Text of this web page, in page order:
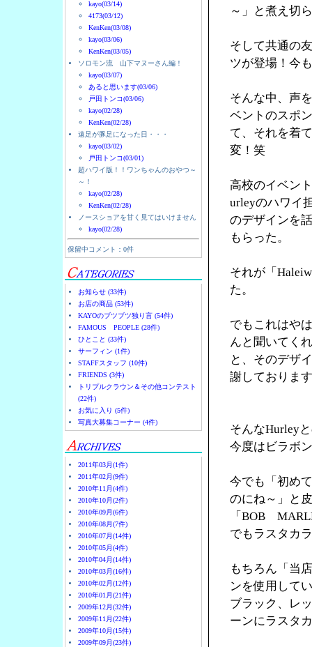
kayo(03/14)
4173(03/12)
KenKen(03/08)
kayo(03/06)
KenKen(03/05)
ソロモン流 山下マヌーさん編！
kayo(03/07)
あると思います(03/06)
戸田トンコ(03/06)
kayo(02/28)
KenKen(02/28)
遠足が豚足になった日・・・
kayo(03/02)
戸田トンコ(03/01)
超ハワイ版！！ワンちゃんのおやつ～
～！
kayo(02/28)
KenKen(02/28)
ノースショアを甘く見てはいけません
kayo(02/28)
保留中コメント：0件
お知らせ (33件)
お店の商品 (53件)
KAYOのブツブツ独り言 (54件)
FAMOUS PEOPLE (28件)
ひとこと (33件)
サーフィン (1件)
STAFFスタッフ (10件)
FRIENDS (3件)
トリプルクラウン＆その他コンテスト
(22件)
お気に入り (5件)
写真大募集コーナー (4件)
2011年03月(1件)
2011年02月(9件)
2010年11月(4件)
2010年10月(2件)
2010年09月(6件)
2010年08月(7件)
2010年07月(14件)
2010年05月(4件)
2010年04月(14件)
2010年03月(16件)
2010年02月(12件)
2010年01月(21件)
2009年12月(32件)
2009年11月(22件)
2009年10月(15件)
2009年09月(23件)
～」と煮え切
そして共通の
ツが登場！今
そんな中、声
ベントのスポ
て、それを着
変！笑
高校のイベン
urleyのハワイ
のデザインを
もらった。
それが「
た。
でもこれはや
んと聞いてく
と、そのデザ
謝しておりま
そんなHurley
今度はビラボ
今でも「初め
のにね～」と
「BOB
でもラスタカ
もちろん「当
ンを使用して
ブラック、レ
ーンにラスタ